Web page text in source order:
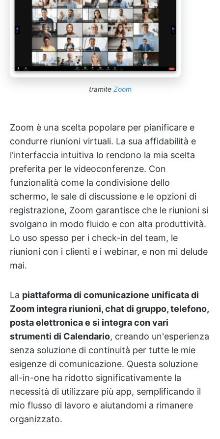
tramite Zoom
Zoom è una scelta popolare per pianificare e
condurre riunioni virtuali. La sua affidabilità e
l'interfaccia intuitiva lo rendono la mia scelta
preferita per le videoconferenze. Con
funzionalità come la condivisione dello
schermo, le sale di discussione e le opzioni di
registrazione, Zoom garantisce che le riunioni si
svolgano in modo fluido e con alta produttività.
Lo uso spesso per i check-in del team, le
riunioni con i clienti e i webinar, e non mi delude
mai.
La piattaforma di comunicazione unificata di
Zoom integra riunioni, chat di gruppo, telefono,
posta elettronica e si integra con vari
strumenti di Calendario, creando un'esperienza
senza soluzione di continuità per tutte le mie
esigenze di comunicazione. Questa soluzione
all-in-one ha ridotto significativamente la
necessità di utilizzare più app, semplificando il
mio flusso di lavoro e aiutandomi a rimanere
organizzato.